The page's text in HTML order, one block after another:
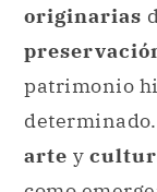
originarias
patrimonio
arte y